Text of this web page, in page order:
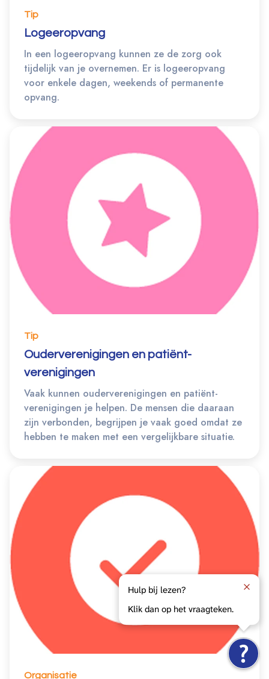
Tip
Logeeropvang
In een logeeropvang kunnen ze de zorg ook
tijdelijk van je overnemen. Er is logeeropvang
voor enkele dagen, weekends of permanente
opvang.
Tip
Ouderverenigingen en patiënt-
verenigingen
Vaak kunnen ouderverenigingen en patiënt-
verenigingen je helpen. De mensen die daaraan
zijn verbonden, begrijpen je vaak goed omdat ze
hebben te maken met een vergelijkbare situatie.
Organisatie
Hulp bij lezen?
Klik dan op het vraagteken.